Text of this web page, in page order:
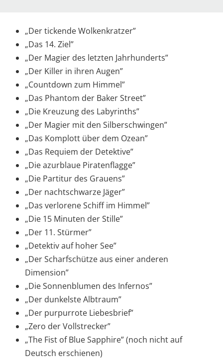
„Der tickende Wolkenkratzer”
„Das 14. Ziel”
„Der Magier des letzten Jahrhunderts”
„Der Killer in ihren Augen”
„Countdown zum Himmel”
„Das Phantom der Baker Street”
„Die Kreuzung des Labyrinths”
„Der Magier mit den Silberschwingen”
„Das Komplott über dem Ozean”
„Das Requiem der Detektive”
„Die azurblaue Piratenflagge”
„Die Partitur des Grauens”
„Der nachtschwarze Jäger”
„Das verlorene Schiff im Himmel”
„Die 15 Minuten der Stille”
„Der 11. Stürmer”
„Detektiv auf hoher See”
„Der Scharfschütze aus einer anderen
Dimension”
„Die Sonnenblumen des Infernos”
„Der dunkelste Albtraum”
„Der purpurrote Liebesbrief”
„Zero der Vollstrecker”
„The Fist of Blue Sapphire” (noch nicht auf
Deutsch erschienen)